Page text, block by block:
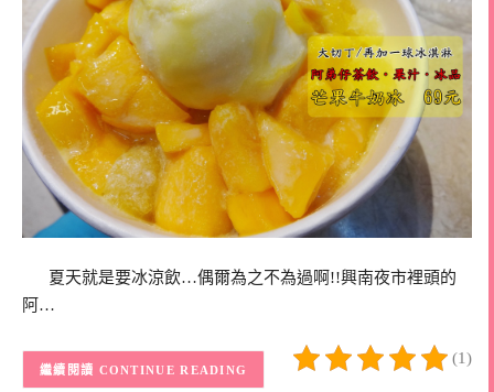
夏天就是要冰涼飲…偶爾為之不為過啊!!興南夜市裡頭的
阿…
(1)
CONTINUE READING